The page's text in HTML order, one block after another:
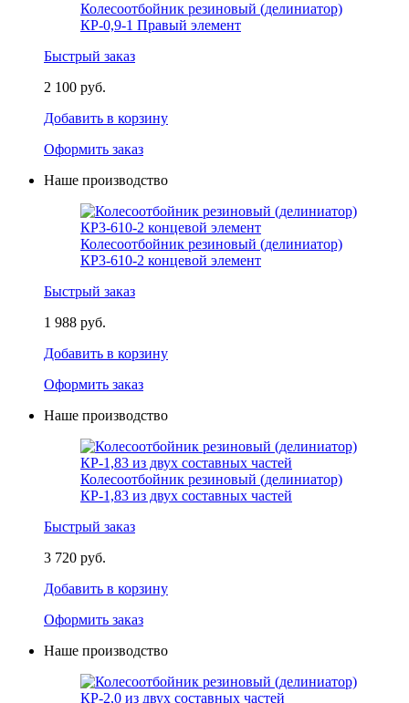
Колесоотбойник резиновый (делиниатор)
КР-0,9-1 Правый элемент
Быстрый заказ
2 100 руб.
Добавить в корзину
Оформить заказ
Наше производство
Колесоотбойник резиновый (делиниатор)
КР3-610-2 концевой элемент
Быстрый заказ
1 988 руб.
Добавить в корзину
Оформить заказ
Наше производство
Колесоотбойник резиновый (делиниатор)
КР-1,83 из двух составных частей
Быстрый заказ
3 720 руб.
Добавить в корзину
Оформить заказ
Наше производство